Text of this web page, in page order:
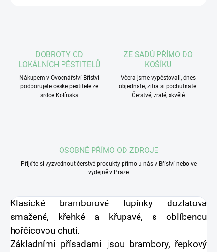
DOBROTY OD
LOKÁLNÍCH PĚSTITELŮ
Nákupem v Ovocnářství Bříství
podporujete české pěstitele ze
srdce Kolínska
ZE SADŮ PŘÍMO DO
KOŠÍKU
Včera jsme vypěstovali, dnes
objednáte, zítra si pochutnáte.
Čerstvé, zralé, skvělé
OSOBNĚ PŘÍMO OD ZDROJE
Přijďte si vyzvednout čerstvé produkty přímo u nás v Bříství nebo ve
výdejně v Praze
Klasické bramborové lupínky dozlatova
smažené, křehké a křupavé, s oblíbenou
hořčicovou chutí.
Základními přísadami jsou brambory, řepkový